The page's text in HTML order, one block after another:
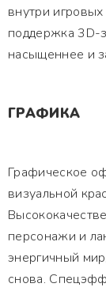
внутри
поддержка 3D-
насыщеннее и
ГРАФИКА
Графическое
визуальной
персонажи и
энергичный
снова.